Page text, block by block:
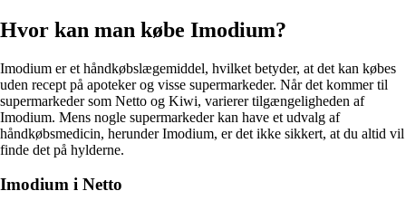
Hvor kan man købe Imodium?
Imodium er et håndkøbslægemiddel, hvilket betyder, at det kan købes
uden recept på apoteker og visse supermarkeder. Når det kommer til
supermarkeder som Netto og Kiwi, varierer tilgængeligheden af
Imodium. Mens nogle supermarkeder kan have et udvalg af
håndkøbsmedicin, herunder Imodium, er det ikke sikkert, at du altid vil
finde det på hylderne.
Imodium i Netto